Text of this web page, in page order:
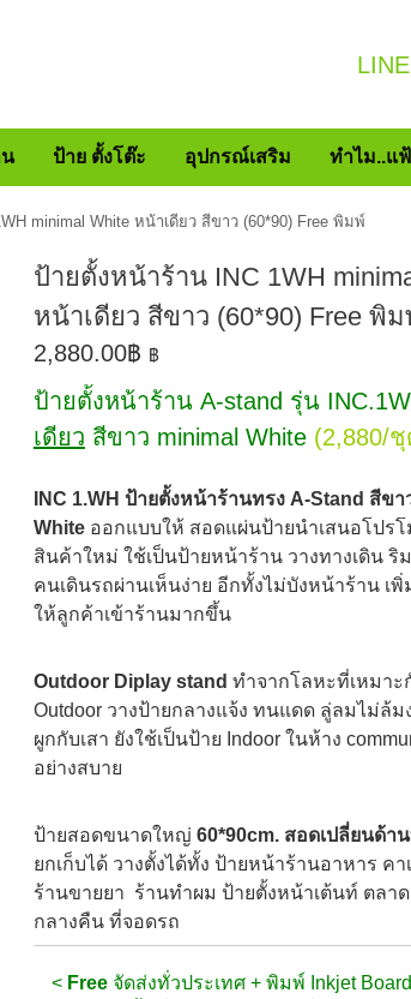
ป้าย ตั้งโต๊ะ อุปกรณ์เสริม ทำไม..แ
minimal White หน้าเดียว สีขาว (60*90) Free พิมพ์
ป้ายตั้งหน้าร้าน INC 1WH
หน้าเดียว สีขาว (60*90) Free พิม
2,880.00฿ ฿
ป้ายตั้งหน้าร้าน A-stand รุ่น
เดียว สีขาว minimal White (2,880/
INC 1.WH ป้ายตั้งหน้าร้านทรง A-Stand สีขา
Whiteออกแบบให้ สอดแผ่นป้ายนำเสนอโปร
สินค้าใหม่ ใช้เป็นป้ายหน้าร้าน วางทางเดิน ริ
คนเดินรถผ่านเห็นง่าย อีกทั้งไม่บังหน้าร้าน เ
ให้ลูกค้าเข้าร้านมากขึ้น
Outdoor Diplay stand ทำจากโลหะที่เหมาะ
Outdoor วางป้ายกลางแจ้ง ทนแดด ลู่ลมไม่ล้ม
ผูกกับเสา ยังใช้เป็นป้าย Indoor ในห้าง
อย่างสบาย
ป้ายสอดขนาดใหญ่ 60*90cm. สอดเปลี่ยนด้า
ยกเก็บได้ วางตั้งได้ทั้ง ป้ายหน้าร้านอาหาร คา
ร้านขายยา ร้านทำผม ป้ายตั้งหน้าเต้นท์ ตลา
กลางคืน ที่จอดรถ
< Free จัดส่งทั่วประเทศ + พิมพ์ Inkjet